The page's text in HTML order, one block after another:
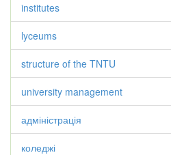
institutes
lyceums
structure of the TNTU
university management
адміністрація
коледжі